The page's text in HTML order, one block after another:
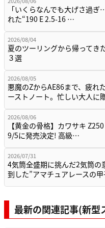
「いくらなんでも大げさ過
れた“190 E 2.5-16 …
2026/08/04
夏のツーリングから帰ってき
３選
2026/08/05
悪魔のZからAE86まで、疲れ
ーストノート。忙しい大人に
2026/08/06
【黄金の骨格】カワサキ
9/5に発売決定! 高級…
2026/07/31
4気筒全盛期に挑んだ2気筒の
到した”アマチュアレースの
最新の関連記事(新型